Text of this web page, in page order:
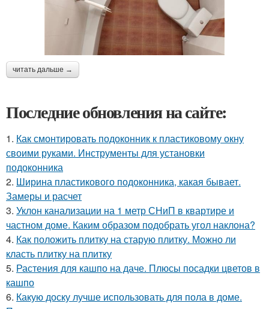
читать дальше →
Последние обновления на сайте:
1. Как смонтировать подоконник к пластиковому окну
своими руками. Инструменты для установки
подоконника
2. Ширина пластикового подоконника, какая бывает.
Замеры и расчет
3. Уклон канализации на 1 метр СНиП в квартире и
частном доме. Каким образом подобрать угол наклона?
4. Как положить плитку на старую плитку. Можно ли
класть плитку на плитку
5. Растения для кашпо на даче. Плюсы посадки цветов в
кашпо
6. Какую доску лучше использовать для пола в доме.